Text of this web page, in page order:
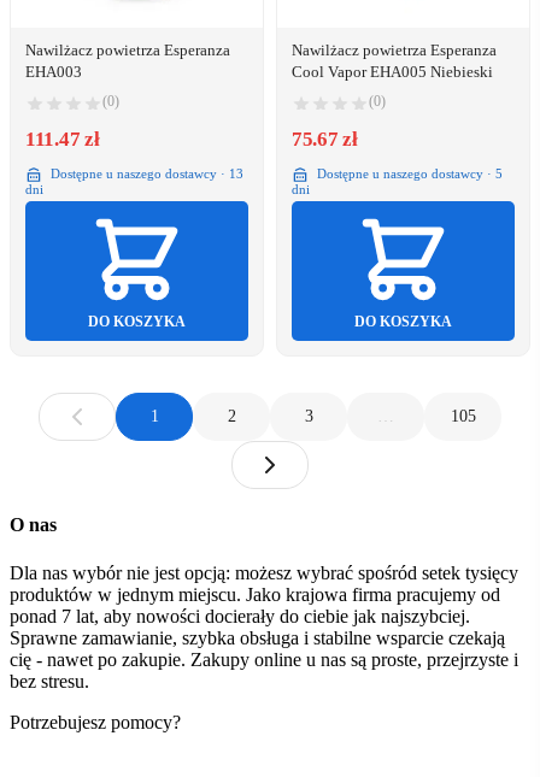
Nawilżacz powietrza Esperanza
EHA003
(0)
111.47 zł
Dostępne u naszego dostawcy · 13
dni
DO KOSZYKA
Nawilżacz powietrza Esperanza
Cool Vapor EHA005 Niebieski
(0)
75.67 zł
Dostępne u naszego dostawcy · 5
dni
DO KOSZYKA
1 2 3 … 105
O nas
Dla nas wybór nie jest opcją: możesz wybrać spośród setek tysięcy
produktów w jednym miejscu. Jako krajowa firma pracujemy od
ponad 7 lat, aby nowości docierały do ciebie jak najszybciej.
Sprawne zamawianie, szybka obsługa i stabilne wsparcie czekają
cię - nawet po zakupie. Zakupy online u nas są proste, przejrzyste i
bez stresu.
Potrzebujesz pomocy?